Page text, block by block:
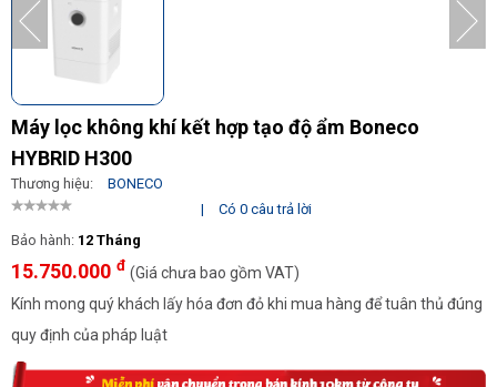
Máy lọc không khí kết hợp tạo độ ẩm Boneco
HYBRID H300
Thương hiệu:
BONECO
|
Có 0 câu trả lời
Bảo hành: 12 Tháng
15.750.000 đ (Giá chưa bao gồm VAT)
Kính mong quý khách lấy hóa đơn đỏ khi mua hàng để tuân thủ đúng
quy định của pháp luật